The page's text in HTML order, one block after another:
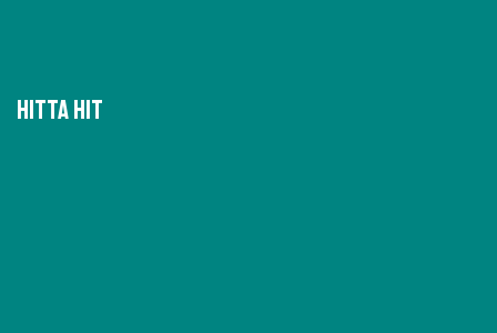
Hitta hit